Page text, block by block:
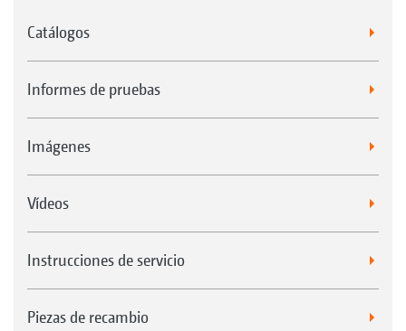
Catálogos
Informes de pruebas
Imágenes
Vídeos
Instrucciones de servicio
Piezas de recambio